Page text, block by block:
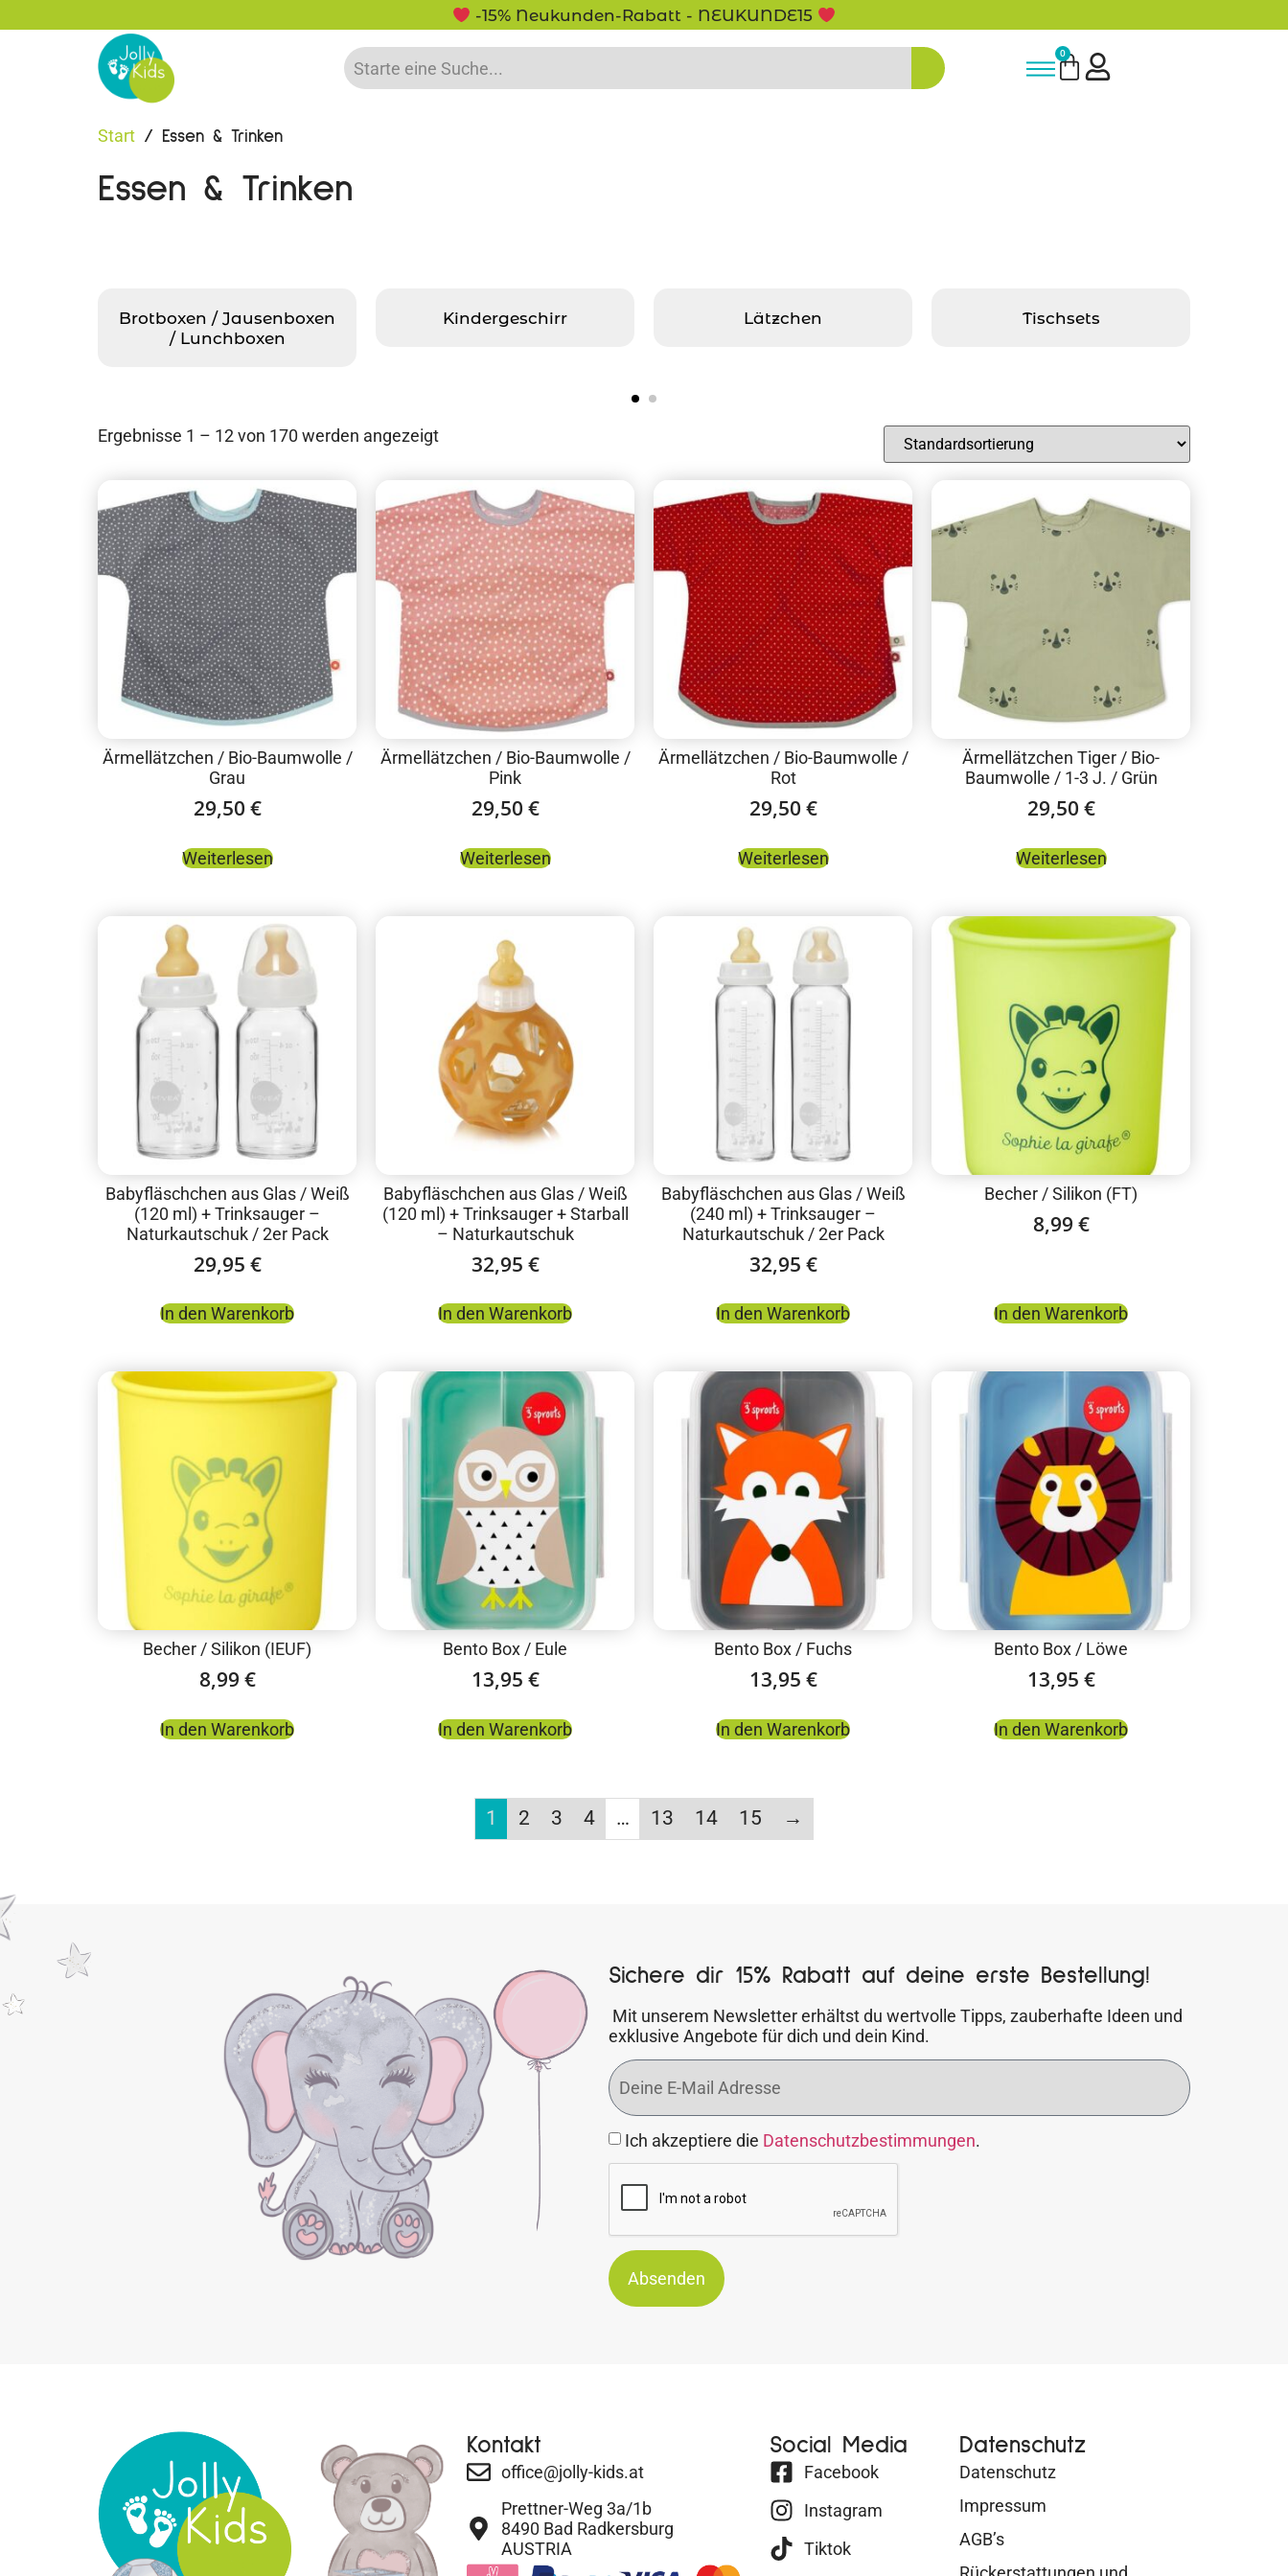
-15% Neukunden-Rabatt - NEUKUNDE15
0
Start / Essen & Trinken
Essen & Trinken
Brotboxen / Jausenboxen
/ Lunchboxen
Kindergeschirr Lätzchen Tischsets
Ergebnisse 1 – 12 von 170 werden angezeigt
Ärmellätzchen / Bio-Baumwolle /
Grau
29,50 €
Weiterlesen
Ärmellätzchen / Bio-Baumwolle /
Pink
29,50 €
Weiterlesen
Ärmellätzchen / Bio-Baumwolle /
Rot
29,50 €
Weiterlesen
Ärmellätzchen Tiger / Bio-
Baumwolle / 1-3 J. / Grün
29,50 €
Weiterlesen
Babyfläschchen aus Glas / Weiß
(120 ml) + Trinksauger –
Naturkautschuk / 2er Pack
29,95 €
In den Warenkorb
Babyfläschchen aus Glas / Weiß
(120 ml) + Trinksauger + Starball
– Naturkautschuk
32,95 €
In den Warenkorb
Babyfläschchen aus Glas / Weiß
(240 ml) + Trinksauger –
Naturkautschuk / 2er Pack
32,95 €
In den Warenkorb
Becher / Silikon (FT)
8,99 €
In den Warenkorb
Becher / Silikon (IEUF)
8,99 €
In den Warenkorb
Bento Box / Eule
13,95 €
In den Warenkorb
Bento Box / Fuchs
13,95 €
In den Warenkorb
Bento Box / Löwe
13,95 €
In den Warenkorb
1 2 3 4 … 13 14 15 →
Sichere dir 15% Rabatt auf deine erste Bestellung!
Mit unserem Newsletter erhältst du wertvolle Tipps, zauberhafte Ideen und
exklusive Angebote für dich und dein Kind.
Ich akzeptiere die Datenschutzbestimmungen.
Absenden
Kontakt
office@jolly-kids.at
Prettner-Weg 3a/1b
8490 Bad Radkersburg
AUSTRIA
Social Media
Facebook
Instagram
Tiktok
Datenschutz
Datenschutz
Impressum
AGB’s